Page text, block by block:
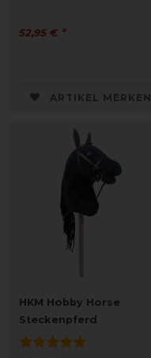
52,95 € *
ARTIKEL MERKEN
HKM Hobby Horse
Steckenpferd